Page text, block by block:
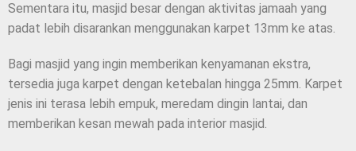
Sementara itu, masjid besar dengan aktivitas jamaah yang
padat lebih disarankan menggunakan karpet 13mm ke atas.
Bagi masjid yang ingin memberikan kenyamanan ekstra,
tersedia juga karpet dengan ketebalan hingga 25mm. Karpet
jenis ini terasa lebih empuk, meredam dingin lantai, dan
memberikan kesan mewah pada interior masjid.